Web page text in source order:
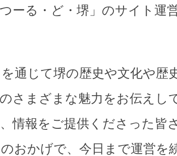
ーる・ど・堺」のサイト運
通じて堺の歴史や文化や歴
さまざまな魅力をお伝えし
情報をご提供くださった皆
おかげで、今日まで運営を